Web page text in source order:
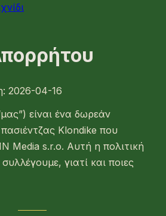
2026-04-16
είναι ένα δωρεάν
πασιέντζας Klondike που
Media s.r.o. Αυτή η πολιτική
γιατί και ποιες